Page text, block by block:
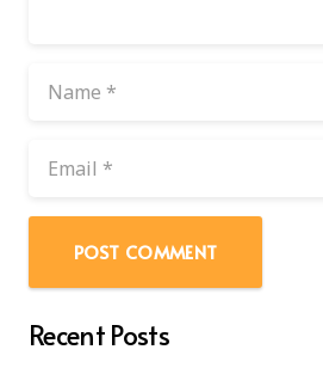
POST COMMENT
Recent Posts